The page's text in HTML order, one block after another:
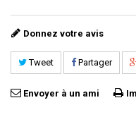
Donnez votre avis
Tweet Partager
Envoyer à un ami